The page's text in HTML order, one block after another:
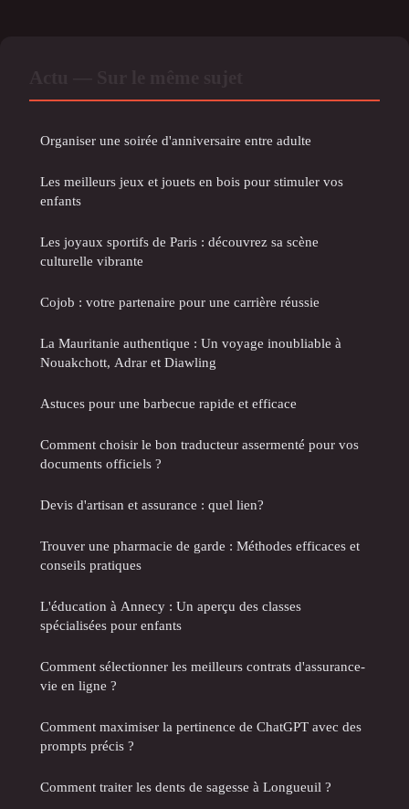
Organiser une soirée d'anniversaire entre adulte
Les meilleurs jeux et jouets en bois pour stimuler vos
enfants
Les joyaux sportifs de Paris : découvrez sa scène
culturelle vibrante
Cojob : votre partenaire pour une carrière réussie
La Mauritanie authentique : Un voyage inoubliable à
Nouakchott, Adrar et Diawling
Astuces pour une barbecue rapide et efficace
Comment choisir le bon traducteur assermenté pour vos
documents officiels ?
Devis d'artisan et assurance : quel lien?
Trouver une pharmacie de garde : Méthodes efficaces et
conseils pratiques
L'éducation à Annecy : Un aperçu des classes
spécialisées pour enfants
Comment sélectionner les meilleurs contrats d'assurance-
vie en ligne ?
Comment maximiser la pertinence de ChatGPT avec des
prompts précis ?
Comment traiter les dents de sagesse à Longueuil ?